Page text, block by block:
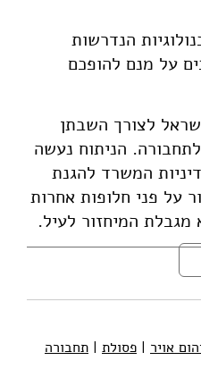
הנדרשות
על מנם להופכם
לצורך השבתן
הניתוח נעשה
המשרד להגנת
על פני חלופות אחרות
המיחזור לעיל.
אויר | פסולת | תחבורה